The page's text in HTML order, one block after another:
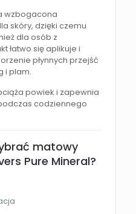
wzbogacona
skóry, dzięki czemu
dla osób z
łatwo się aplikuje i
płynnych przejść
i plam.
powiek i zapewnia
codziennego
matowy
Pure Mineral?